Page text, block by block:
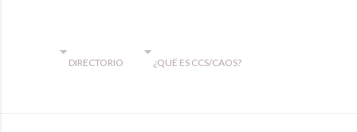
DIRECTORIO ¿QUË ES CCS/CAOS?